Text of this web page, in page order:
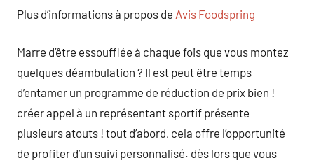
Plus d’informations à propos de Avis Foodspring
Marre d’être essoufflée à chaque fois que vous montez
quelques déambulation ? Il est peut être temps
d’entamer un programme de réduction de prix bien !
créer appel à un représentant sportif présente
plusieurs atouts ! tout d’abord, cela offre l’opportunité
de profiter d’un suivi personnalisé. dès lors que vous